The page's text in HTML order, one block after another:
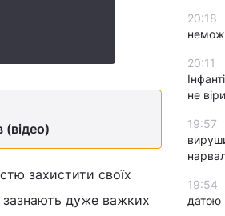
(відео)
захистити своїх
зазнають дуже важких
20:18
20:11
не
19:57
19:54
датою